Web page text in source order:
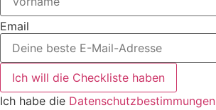
Email
Ich will die Checkliste haben
Ich habe die Datenschutzbestimmungen